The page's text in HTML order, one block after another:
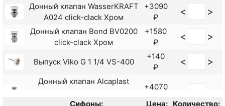
Смеситель для раковины Frap
F10801 Сатин
+3402
₽
< >
Смеситель для раковины Frap
F10801-6 Черный матовый
+3923
₽
< >
H67 F1067 Хром
+5383
₽
< >
Смеситель для раковины Frap
H801 F10801-62
₽
Донный клапан WasserKRAFT
A024 click-clack Хром
+3090
₽
< >
Донный клапан Bond BV0200
click-clack Хром
+1580
₽
< >
Выпуск Viko G 1 1/4 VS-400
+140
₽
< >
Донный клапан Alcaplast
A392C click-clack с
переливом
+4070
Сифоны: Цена:
Количество: